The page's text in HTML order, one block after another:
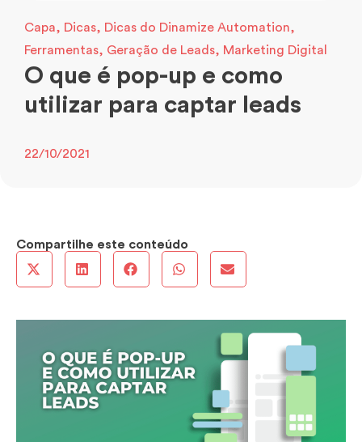
Capa, Dicas, Dicas do Dinamize Automation,
Ferramentas, Geração de Leads, Marketing Digital
O que é pop-up e como
utilizar para captar leads
22/10/2021
Compartilhe este conteúdo